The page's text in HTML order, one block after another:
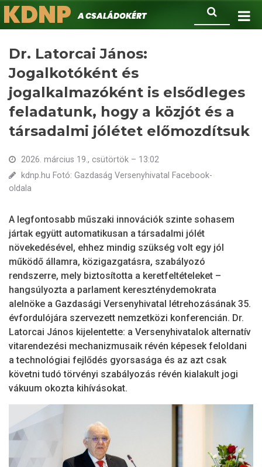
Ugrás
a
Keresés
KDNPA családokért.
Dr. Latorcai János:
Jogalkotóként és
jogalkalmazóként is elsődleges
feladatunk, hogy a közjót és a
társadalmi jólétet előmozdítsuk
2026. március 19., csütörtök – 13:02
kdnp.hu Fotó: Gazdaság Versenyhivatal Facebook-
oldala
A legfontosabb műszaki innovációk szinte sohasem
jártak együtt automatikusan a társadalmi jólét
növekedésével, ehhez mindig szükség volt egy jól
működő államra, közigazgatásra, szabályozó
rendszerre, mely biztosította a keretfeltételeket –
hangsúlyozta a parlament kereszténydemokrata
alelnöke a Gazdasági Versenyhivatal létrehozásának 35.
évfordulójára szervezett nemzetközi konferencián. Dr.
Latorcai János kijelentette: a Versenyhivatalok alternatív
vitarendezési mechanizmusaik révén képesek feloldani
a technológiai fejlődés gyorsasága és az azt csak
követni tudó törvényi szabályozás révén kialakult jogi
vákuum okozta kihívásokat.